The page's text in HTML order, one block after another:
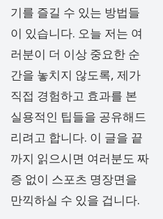
기를 즐길 수 있는 방법들
이 있습니다. 오늘 저는 여
러분이 더 이상 중요한 순
간을 놓치지 않도록, 제가
직접 경험하고 효과를 본
실용적인 팁들을 공유해드
리려고 합니다. 이 글을 끝
까지 읽으시면 여러분도 짜
증 없이 스포츠 명장면을
만끽하실 수 있을 겁니다.